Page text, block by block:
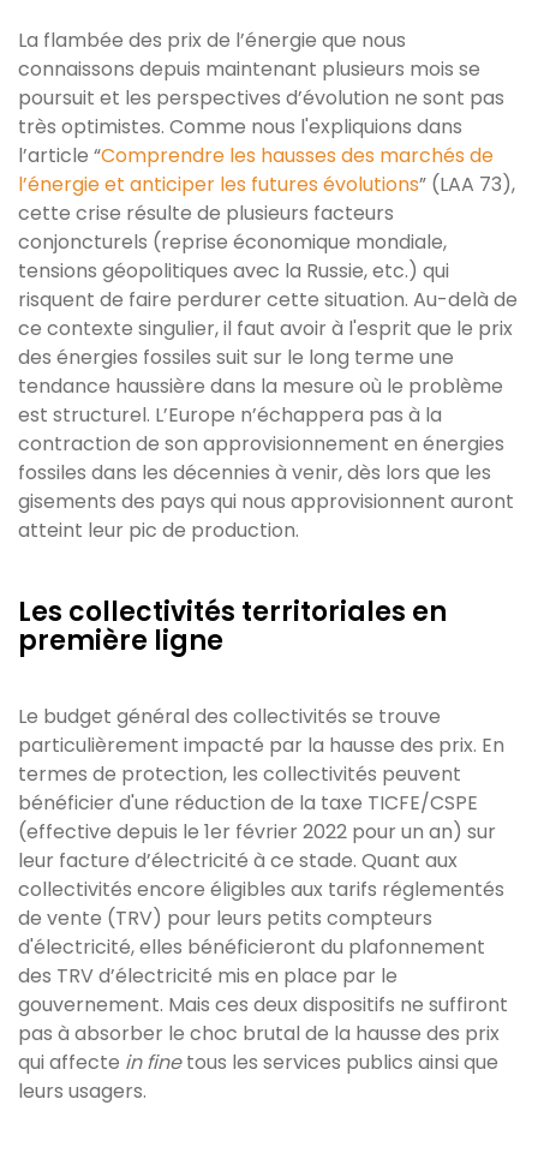
La flambée des prix de l’énergie que nous
connaissons depuis maintenant plusieurs mois se
poursuit et les perspectives d’évolution ne sont pas
très optimistes. Comme nous l'expliquions dans
l’article “Comprendre les hausses des marchés de
l’énergie et anticiper les futures évolutions” (LAA 73),
cette crise résulte de plusieurs facteurs
conjoncturels (reprise économique mondiale,
tensions géopolitiques avec la Russie, etc.) qui
risquent de faire perdurer cette situation. Au-delà de
ce contexte singulier, il faut avoir à l'esprit que le prix
des énergies fossiles suit sur le long terme une
tendance haussière dans la mesure où le problème
est structurel. L’Europe n’échappera pas à la
contraction de son approvisionnement en énergies
fossiles dans les décennies à venir, dès lors que les
gisements des pays qui nous approvisionnent auront
atteint leur pic de production.
Les collectivités territoriales en
première ligne
Le budget général des collectivités se trouve
particulièrement impacté par la hausse des prix. En
termes de protection, les collectivités peuvent
bénéficier d'une réduction de la taxe TICFE/CSPE
(effective depuis le 1er février 2022 pour un an) sur
leur facture d’électricité à ce stade. Quant aux
collectivités encore éligibles aux tarifs réglementés
de vente (TRV) pour leurs petits compteurs
d'électricité, elles bénéficieront du plafonnement
des TRV d’électricité mis en place par le
gouvernement. Mais ces deux dispositifs ne suffiront
pas à absorber le choc brutal de la hausse des prix
qui affecte in finetous les services publics ainsi que
leurs usagers.